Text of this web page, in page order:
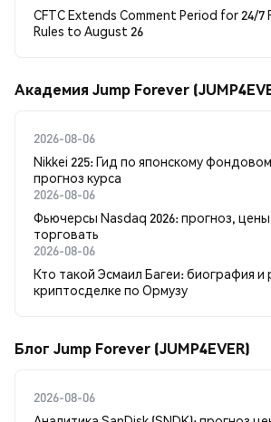
CFTC Extends Comment Period for 24/7
Rules to August 26
Академия Jump Forever
2026-08-06
Nikkei 225: Гид по японскому
прогноз курса
2026-08-06
Фьючерсы Nasdaq 2026: прогноз,
торговать
2026-08-06
Кто такой Эсмаил Багеи: биография и
криптосделке по Ормузу
Блог Jump Forever (JUMP4EVER)
2026-08-06